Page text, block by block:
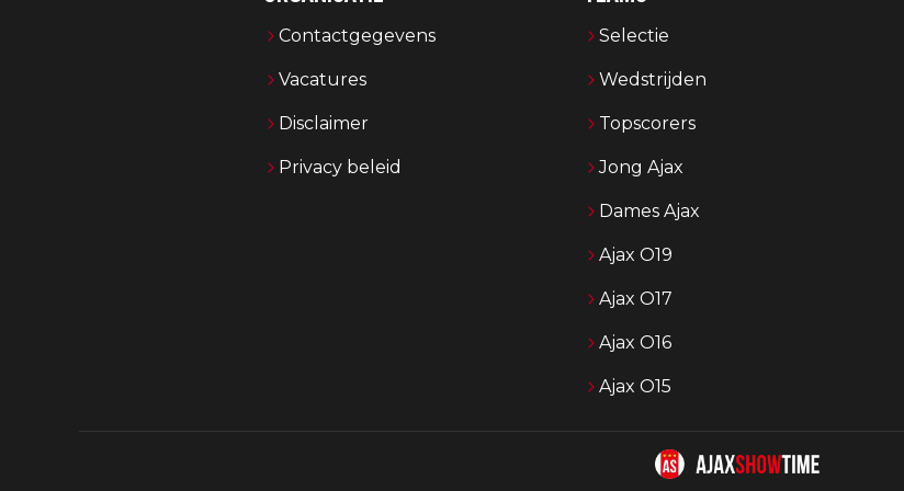
Contactgegevens
Vacatures
Disclaimer
Privacy beleid
Selectie
Wedstrijden
Topscorers
Jong Ajax
Dames Ajax
Ajax O19
Ajax O17
Ajax O16
Ajax O15